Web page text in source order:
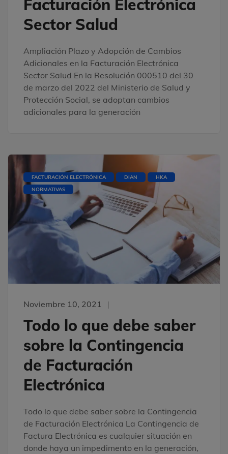
Facturación Electrónica
Sector Salud
Ampliación Plazo y Adopción de Cambios
Adicionales en la Facturación Electrónica
Sector Salud En la Resolución 000510 del 30
de marzo del 2022 del Ministerio de Salud y
Protección Social, se adoptan cambios
adicionales para la generación
FACTURACIÓN ELECTRÓNICA DIAN
HKA
NORMATIVAS
Noviembre 10, 2021
Todo lo que debe saber
sobre la Contingencia
de Facturación
Electrónica
Todo lo que debe saber sobre la Contingencia
de Facturación Electrónica La Contingencia de
Factura Electrónica es cualquier situación en
donde haya un impedimento en la generación,